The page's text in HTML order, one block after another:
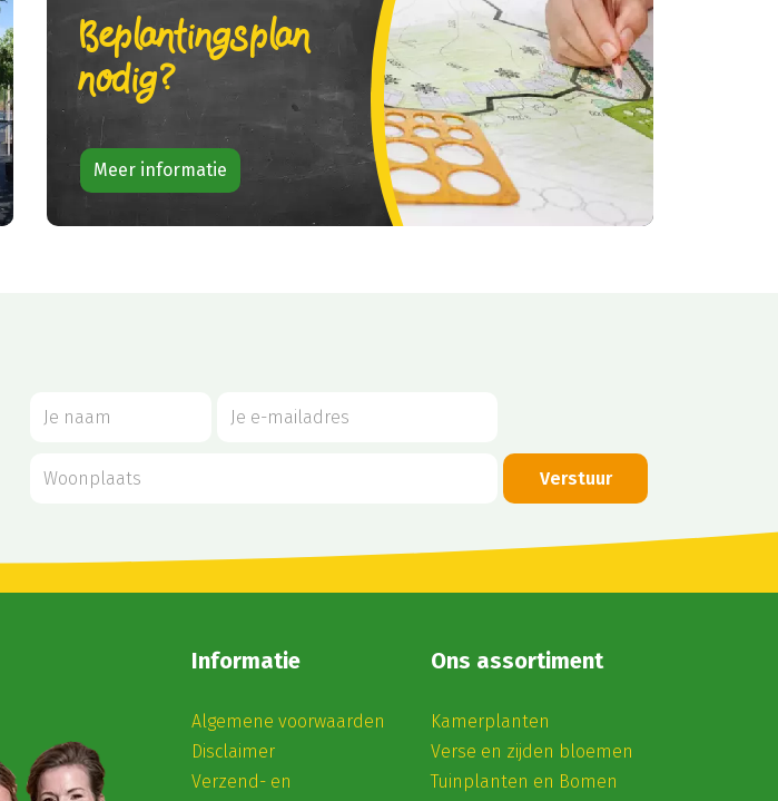
Beplantingsplan
nodig?
Meer informatie
Informatie
Algemene voorwaarden
Disclaimer
Verzend- en
Ons assortiment
Kamerplanten
Verse en zijden bloemen
Tuinplanten en Bomen